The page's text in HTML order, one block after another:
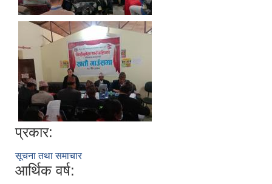
प्रकार:
सूचना तथा समाचार
आर्थिक वर्ष: